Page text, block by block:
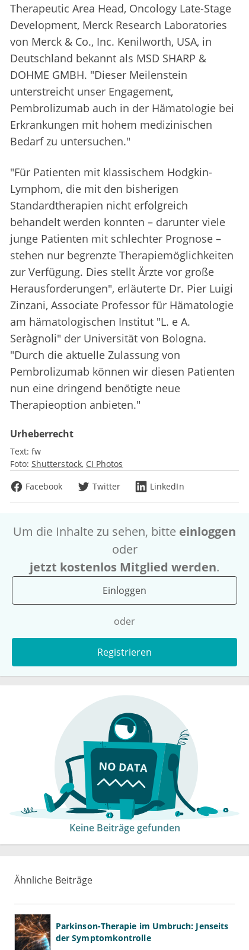
Therapeutic Area Head, Oncology Late-Stage
Development, Merck Research Laboratories
von Merck & Co., Inc. Kenilworth, USA, in
Deutschland bekannt als MSD SHARP &
DOHME GMBH. "Dieser Meilenstein
unterstreicht unser Engagement,
Pembrolizumab auch in der Hämatologie bei
Erkrankungen mit hohem medizinischen
Bedarf zu untersuchen."
"Für Patienten mit klassischem Hodgkin-
Lymphom, die mit den bisherigen
Standardtherapien nicht erfolgreich
behandelt werden konnten – darunter viele
junge Patienten mit schlechter Prognose –
stehen nur begrenzte Therapiemöglichkeiten
zur Verfügung. Dies stellt Ärzte vor große
Herausforderungen", erläuterte Dr. Pier Luigi
Zinzani, Associate Professor für Hämatologie
am hämatologischen Institut "L. e A.
Seràgnoli" der Universität von Bologna.
"Durch die aktuelle Zulassung von
Pembrolizumab können wir diesen Patienten
nun eine dringend benötigte neue
Therapieoption anbieten."
Urheberrecht
Text: fw
Foto: Shutterstock CI Photos
Facebook
Twitter LinkedIn
Um die Inhalte zu sehen, bitte einloggen
oder
jetzt kostenlos Mitglied werden.
Einloggen
oder
Registrieren
Keine Beiträge gefunden
Ähnliche Beiträge
Parkinson-Therapie im Umbruch: Jenseits
der Symptomkontrolle